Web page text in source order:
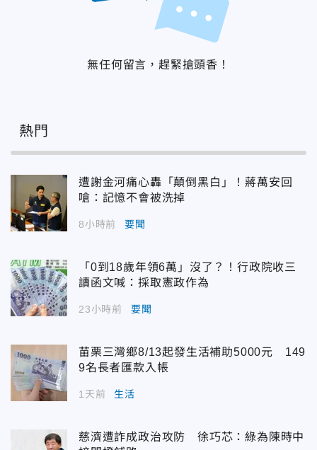
無任何留言，趕緊搶頭香！
熱門
遭謝金河痛心轟「顛倒黑白」！蔣萬安回
嗆：記憶不會被洗掉
8小時前 要聞
「0到18歲年領6萬」沒了？！行政院收三
讀函文喊：採取憲政作為
23小時前 要聞
苗栗三灣鄉8/13起發生活補助5000元 149
9名長者匯款入帳
1天前 生活
慈濟遭詐成政治攻防 徐巧芯：綠為陳時中